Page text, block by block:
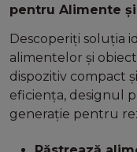
pentru Alimente
Descoperiți soluția
alimentelor și
dispozitiv compact
eficiența, designul
generație pentru